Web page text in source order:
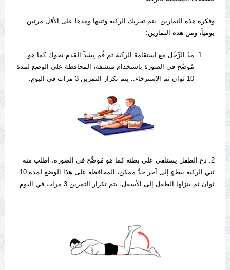
وفكرة هذه التمارين: يتم تحريك الركبة وثنيها ومدها على الأقل مرتين
يومياً، ومن هذه التمارين:
مدّ الرِّجْل مع استقامة الركبة ثم قُم بِشدِّ القدم نحوك كما هو
مُوضَّح في الصورة باستخدام منشفة، المحافظة على الوضع لمدة
10 ثوان ثم الاسترخاء.. يتم تكرار التمرين 3 مرات في اليوم.
2. دع الطفل يستلقي على بطنه كما هو مُوضَّح في الصورة، اطلب منه
ثني الركبة ببطءٍ إلى آخر حدٍّ ممكن، المحافظة على هذا الوضع لمدة 10
ثوان ثم ينزلها الطفل إلى الأسفل، يتم تكرار التمرين 3 مرات في اليوم.